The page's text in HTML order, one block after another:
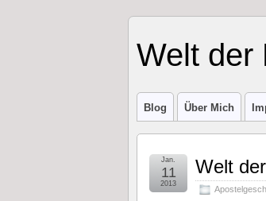
Welt der
Blog Über Mich
Welt
Jan.
11
2013